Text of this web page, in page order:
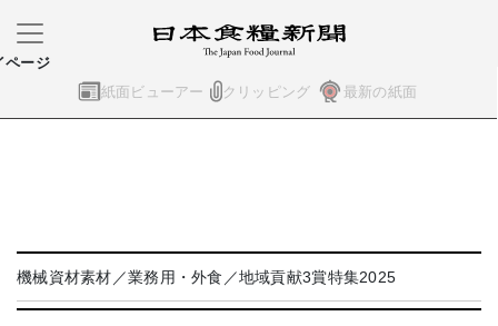
紙面ビューアー クリッピング 最新の紙面
ページ
機械資材素材／業務用・外食／地域貢献3賞特集2025